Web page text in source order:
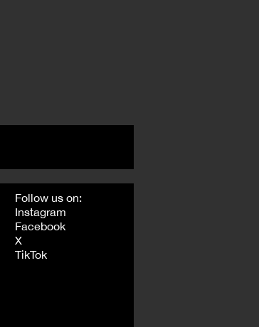
Follow us on:
Instagram
Facebook
X
TikTok